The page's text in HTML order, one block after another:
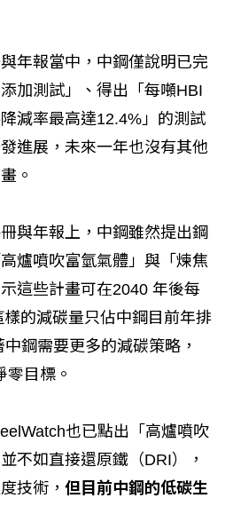
年報當中，中鋼僅說明已完
加測試」、得出「每噸HBI
減率最高達12.4%」的測試
進展，未來一年也沒有其他
。
與年報上，中鋼雖然提出鋼
爐噴吹富氫氣體」與「煉焦
這些計畫可在2040 年後每
的減碳量只佔中鋼目前年排
鋼需要更多的減碳策略，
零目標。
也已點出「高爐噴吹
不如直接還原鐵（DRI），
技術， 但目前中鋼的低碳生